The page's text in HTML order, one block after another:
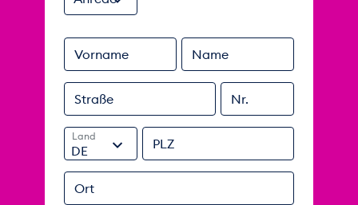
Vorname Name
Straße Nr.
Land
DE PLZ
Ort